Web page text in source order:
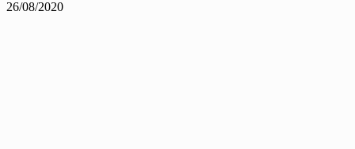
26/08/2020